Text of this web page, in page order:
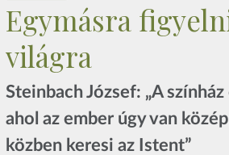
Egymásra
világra
Steinbach József: „A
ahol az ember úgy van
közben keresi az Istent”